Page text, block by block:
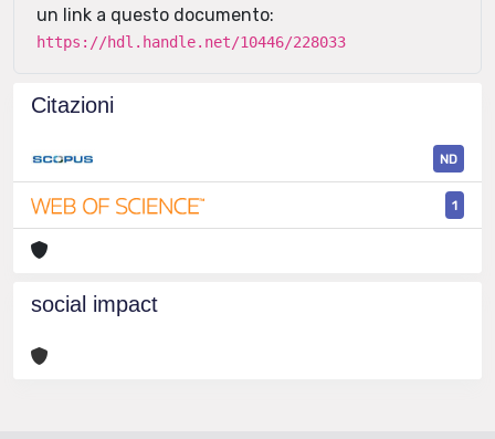
un link a questo documento:
https://hdl.handle.net/10446/228033
Citazioni
ND
1
social impact